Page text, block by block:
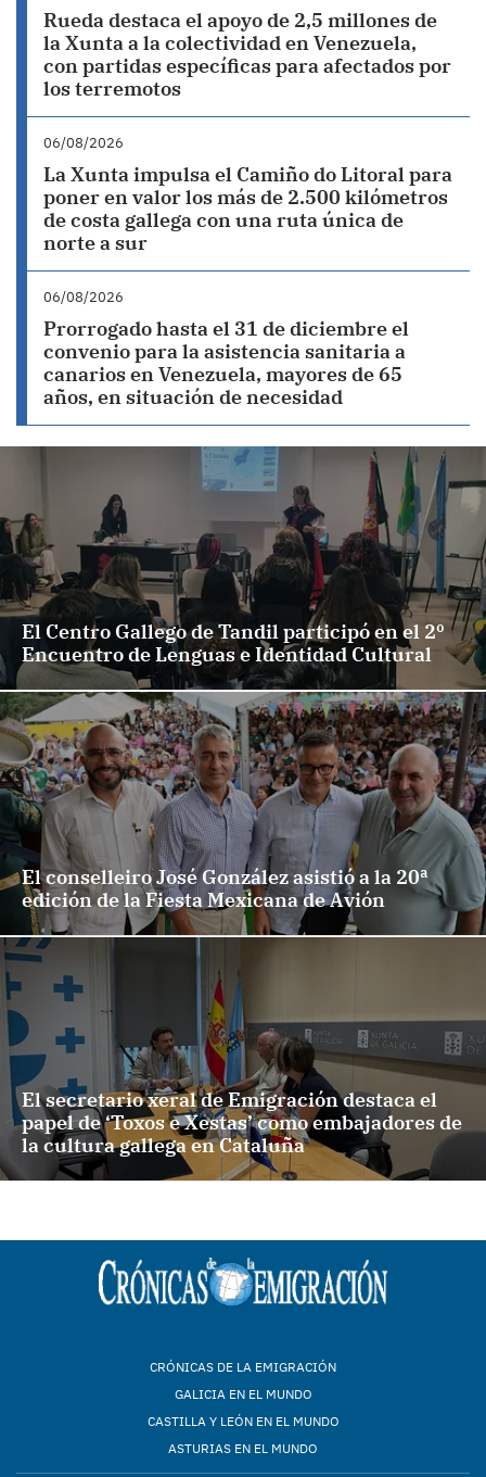
Rueda destaca el apoyo de 2,5 millones de
la Xunta a la colectividad en Venezuela,
con partidas específicas para afectados por
los terremotos
06/08/2026
La Xunta impulsa el Camiño do Litoral para
poner en valor los más de 2.500 kilómetros
de costa gallega con una ruta única de
norte a sur
06/08/2026
Prorrogado hasta el 31 de diciembre el
convenio para la asistencia sanitaria a
canarios en Venezuela, mayores de 65
años, en situación de necesidad
El Centro Gallego de Tandil participó en el 2º
Encuentro de Lenguas e Identidad Cultural
El conselleiro José González asistió a la 20ª
edición de la Fiesta Mexicana de Avión
El secretario xeral de Emigración destaca el
papel de ‘Toxos e Xestas’ como embajadores de
la cultura gallega en Cataluña
CRÓNICAS DE LA EMIGRACIÓN
GALICIA EN EL MUNDO
CASTILLA Y LEÓN EN EL MUNDO
ASTURIAS EN EL MUNDO